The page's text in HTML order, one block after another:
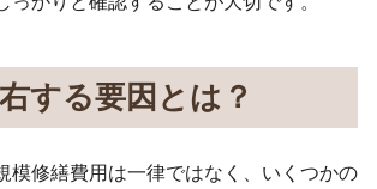
する要因とは？
模修繕費用は一律ではなく、いくつかの